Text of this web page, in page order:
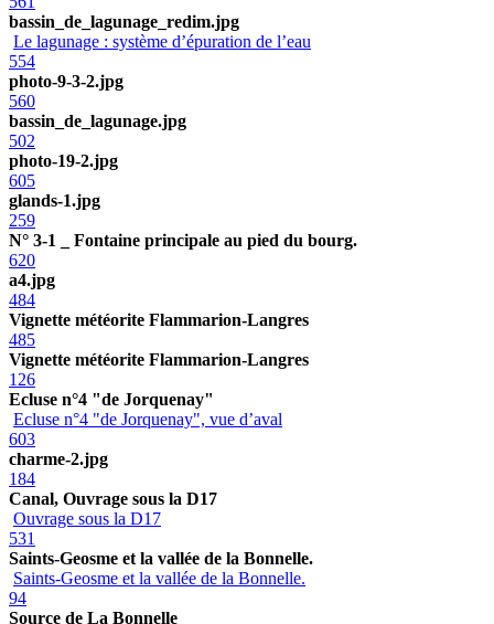
bassin_de_lagunage_redim.jpg
Le lagunage : système d’épuration de l’eau
554
photo-9-3-2.jpg
560
bassin_de_lagunage.jpg
502
photo-19-2.jpg
605
glands-1.jpg
259
N° 3-1 _ Fontaine principale au pied du bourg.
620
a4.jpg
484
Vignette météorite Flammarion-Langres
485
Vignette météorite Flammarion-Langres
126
Ecluse n°4 "de Jorquenay"
Ecluse n°4 "de Jorquenay", vue d’aval
603
charme-2.jpg
184
Canal, Ouvrage sous la D17
Ouvrage sous la D17
531
Saints-Geosme et la vallée de la Bonnelle.
Saints-Geosme et la vallée de la Bonnelle.
94
Source de La Bonnelle